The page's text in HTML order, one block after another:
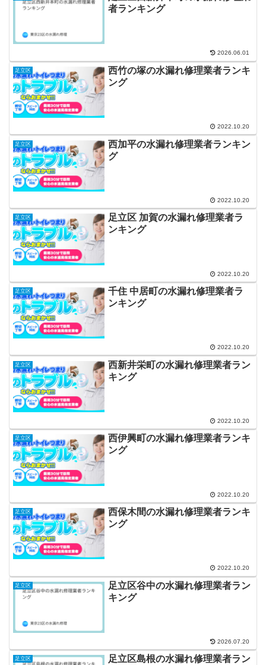
者ランキング
2026.06.01
足立区
西竹の塚の水漏れ修理業者ランキ
ング
2022.10.20
足立区
西加平の水漏れ修理業者ランキン
グ
2022.10.20
足立区
足立区 加賀の水漏れ修理業者ラ
ンキング
2022.10.20
足立区
千住 中居町の水漏れ修理業者ラ
ンキング
2022.10.20
足立区
西新井栄町の水漏れ修理業者ラン
キング
2022.10.20
足立区
西伊興町の水漏れ修理業者ランキ
ング
2022.10.20
足立区
西保木間の水漏れ修理業者ランキ
ング
2022.10.20
足立区
足立区谷中の水漏れ修理業者ラン
キング
2026.07.20
足立区
足立区島根の水漏れ修理業者ラン